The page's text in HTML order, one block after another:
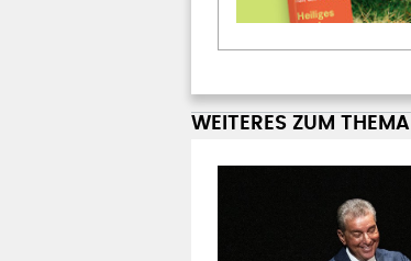
WEITERES ZUM THEMA